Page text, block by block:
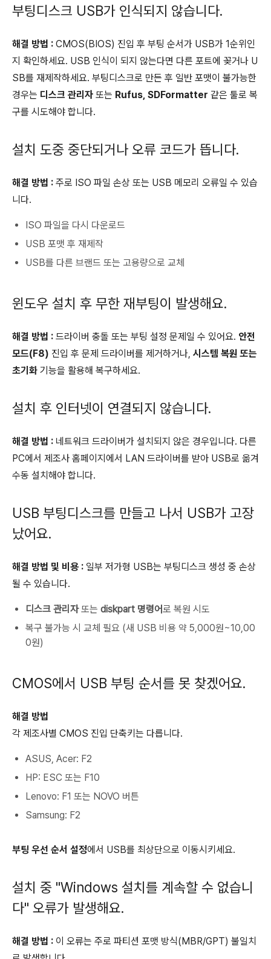
부팅디스크 USB가 인식되지 않습니다.
해결 방법 : CMOS(BIOS) 진입 후 부팅 순서가 USB가 1순위인
지 확인하세요. USB 인식이 되지 않는다면 다른 포트에 꽂거나 U
SB를 재제작하세요. 부팅디스크로 만든 후 일반 포맷이 불가능한
경우는 디스크 관리자 또는 Rufus, SDFormatter 같은 툴로 복
구를 시도해야 합니다.
설치 도중 중단되거나 오류 코드가 뜹니다.
해결 방법 : 주로 ISO 파일 손상 또는 USB 메모리 오류일 수 있습
니다.
ISO 파일을 다시 다운로드
USB 포맷 후 재제작
USB를 다른 브랜드 또는 고용량으로 교체
윈도우 설치 후 무한 재부팅이 발생해요.
해결 방법 : 드라이버 충돌 또는 부팅 설정 문제일 수 있어요. 안전
모드(F8) 진입 후 문제 드라이버를 제거하거나, 시스템 복원 또는
초기화 기능을 활용해 복구하세요.
설치 후 인터넷이 연결되지 않습니다.
해결 방법 : 네트워크 드라이버가 설치되지 않은 경우입니다. 다른
PC에서 제조사 홈페이지에서 LAN 드라이버를 받아 USB로 옮겨
수동 설치해야 합니다.
USB 부팅디스크를 만들고 나서 USB가 고장
났어요.
해결 방법 및 비용 : 일부 저가형 USB는 부팅디스크 생성 중 손상
될 수 있습니다.
디스크 관리자또는 diskpart 명령어로 복원 시도
복구 불가능 시 교체 필요 (새 USB 비용 약 5,000원~10,00
0원)
CMOS에서 USB 부팅 순서를 못 찾겠어요.
해결 방법
각 제조사별 CMOS 진입 단축키는 다릅니다.
ASUS, Acer: F2
HP: ESC 또는 F10
Lenovo: F1 또는 NOVO 버튼
Samsung: F2
부팅 우선 순서 설정에서 USB를 최상단으로 이동시키세요.
설치 중 "Windows 설치를 계속할 수 없습니
다" 오류가 발생해요.
해결 방법 : 이 오류는 주로 파티션 포맷 방식(MBR/GPT) 불일치